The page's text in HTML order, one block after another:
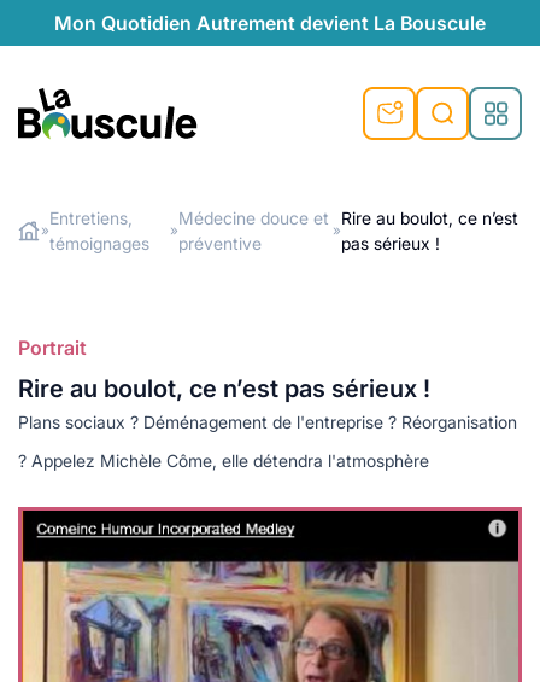
Mon Quotidien Autrement devient La Bouscule
au naturel
végétariennes
locales
durables
naturelle
naturel
de recyclage
témoignages
saison
responsables
douce
Rechercher
»
Entretiens,
témoignages
»
Médecine douce et
préventive
»
Rire au boulot, ce n’est
pas sérieux !
Portrait
Rire au boulot, ce n’est pas sérieux !
Plans sociaux ? Déménagement de l'entreprise ? Réorganisation
? Appelez Michèle Côme, elle détendra l'atmosphère